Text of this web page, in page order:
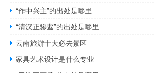
“作中兴主”的出处是哪里
“清汉正骖鸾”的出处是哪里
云南旅游十大必去景区
家具艺术设计是什么专业